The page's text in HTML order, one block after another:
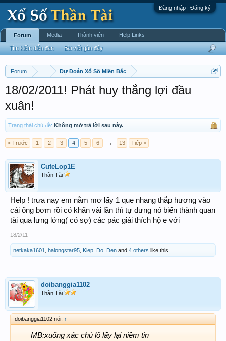
Đăng nhập | Đăng ký
Forum Dự Đoán Xổ Số Miền Bắc
18/02/2011! Phát huy thắng lợi đầu
xuân!
Trạng thái chủ đề: Không mở trả lời sau này.
< Trước 1 2 3 4 5 6 → 13 Tiếp >
CuteLop1E
Thần Tài
Help ! trưa nay em nằm mơ lấy 1 que nhang thắp hương vào
cái ống bơm rồi có khấn vài lần thì tự dưng nó biến thành quan
tài qua lưng lởng( có sợ) các pác giải thích hộ e với
18/2/11
netkaka1601 halongstar95 Kiep_Đo_Đen and 4 others like this.
doibanggia1102
Thần Tài
doibanggia1102 nói: ↑
MB:xuống xác chủ lô lấy lại niềm tin
Forum
Tìm kiếm diễn đàn Bài viết gần đây
Media Thành viên Help Links